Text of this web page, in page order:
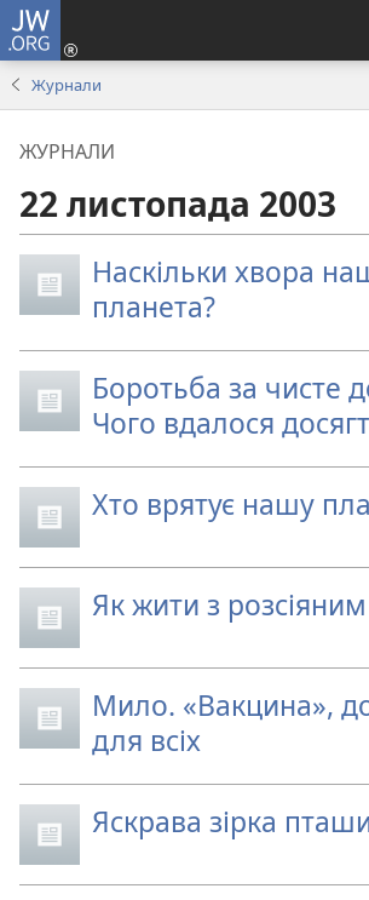
JW.ORG
Журнали
ЖУРНАЛИ
22 листопада 2003
Наскільки хвора
планета?
Боротьба за чисте
Чого вдалося
Хто врятує нашу
Як жити з
Мило. «Вакцина»,
для всіх
Яскрава зірка